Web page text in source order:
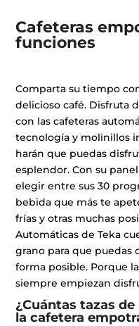
Cafeteras
funciones
Comparta su tiempo
delicioso café. Disfruta
con las cafeteras
tecnología y molinillos
harán que puedas
esplendor. Con su
elegir entre sus 30
bebida que más te
frías y otras muchas
Automáticas de Teka
grano para que puedas
forma posible. Porque
siempre empiezan
¿Cuántas tazas
la cafetera